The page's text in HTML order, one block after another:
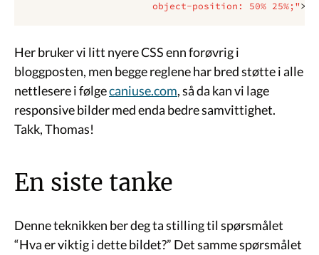
                      object-position: 50% 25%;"
>
Her bruker vi litt nyere CSS enn forøvrig i
bloggposten, men begge reglene har bred støtte i alle
nettlesere i følgecaniuse.com, så da kan vi lage
responsive bilder med enda bedre samvittighet.
Takk, Thomas!
En siste tanke
Denne teknikken ber deg ta stilling til spørsmålet
“Hva er viktig i dette bildet?” Det samme spørsmålet